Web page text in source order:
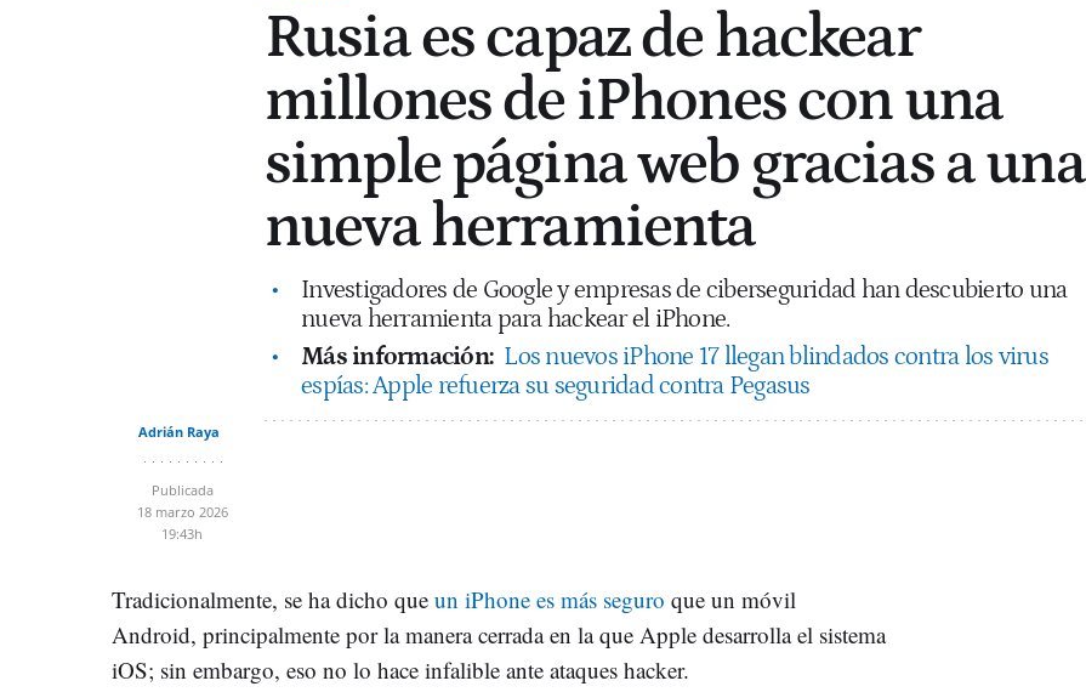
Rusia es capaz de hackear
millones de iPhones con una
simple página web gracias a una
nueva herramienta
Investigadores de Google y empresas de ciberseguridad han descubierto una
nueva herramienta para hackear el iPhone.
Más información: Los nuevos iPhone 17 llegan blindados contra los virus
espías: Apple refuerza su seguridad contra Pegasus
Adrián Raya
Publicada
18 marzo 2026
19:43h
Tradicionalmente, se ha dicho que un iPhone es más seguro que un móvil
Android, principalmente por la manera cerrada en la que Apple desarrolla el sistema
iOS; sin embargo, eso no lo hace infalible ante ataques hacker.